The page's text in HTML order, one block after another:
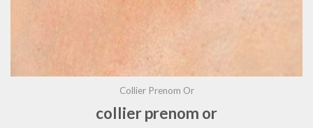
Collier Prenom Or
collier prenom or